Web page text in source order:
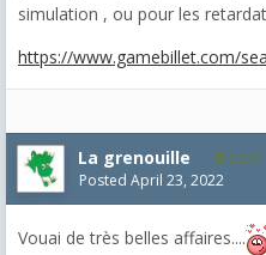
simulation , ou pour les
https://www.gamebillet.com/
La grenouille 3,271
Posted April 23, 2022
Vouai de très belles affaires....